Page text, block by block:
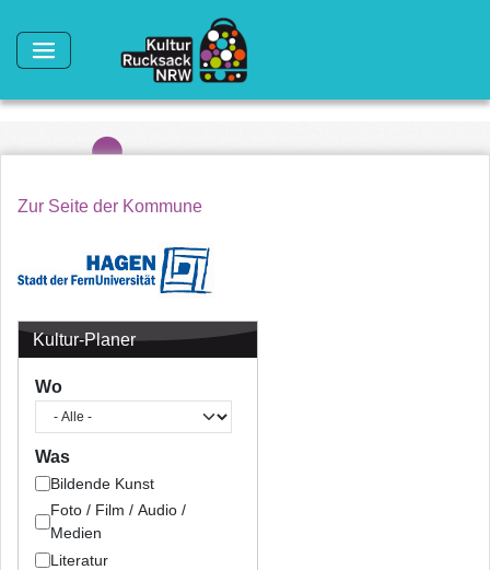
Zur Seite der Kommune
Kultur-Planer
Wo
Was
Bildende Kunst
Foto / Film / Audio /
Medien
Literatur